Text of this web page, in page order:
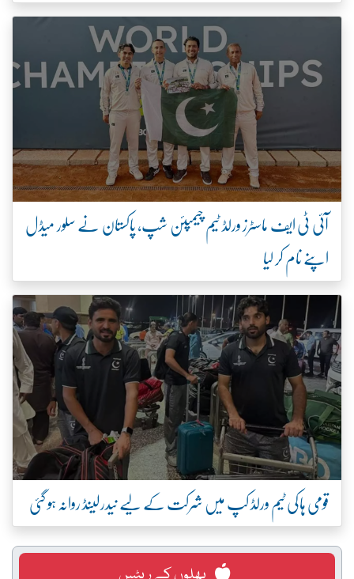
آئی ٹی ایف ماسٹرز ورلڈ ٹیم چیمپئن شپ، پاکستان نے سلور میڈل
اپنے نام کر لیا
قومی ہاکی ٹیم ورلڈ کپ میں شرکت کے لیے نیدرلینڈ روانہ ہو گئی